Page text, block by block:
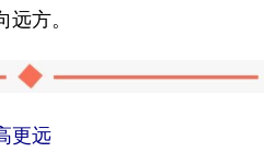
远方。
更远